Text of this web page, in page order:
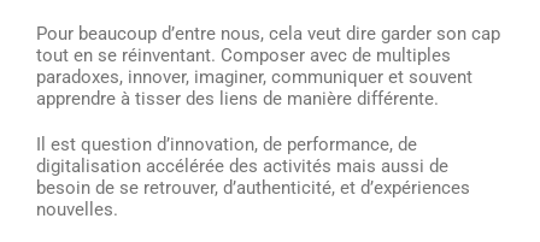
Pour beaucoup d’entre nous, cela veut dire garder son cap
tout en se réinventant. Composer avec de multiples
paradoxes, innover, imaginer, communiquer et souvent
apprendre à tisser des liens de manière différente.
Il est question d’innovation, de performance, de
digitalisation accélérée des activités mais aussi de
besoin de se retrouver, d’authenticité, et d’expériences
nouvelles.